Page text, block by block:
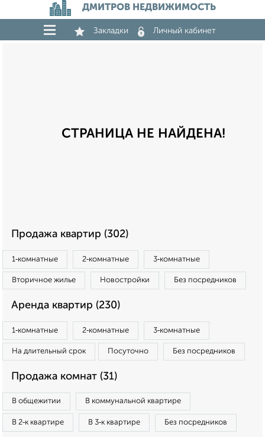
ДМИТРОВ НЕДВИЖИМОСТЬ
Закладки Личный кабинет
СТРАНИЦА НЕ НАЙДЕНА!
Продажа квартир (302)
1‑комнатные 2‑комнатные 3‑комнатные
Вторичное жилье Новостройки Без посредников
Аренда квартир (230)
1‑комнатные 2‑комнатные 3‑комнатные
На длительный срок Посуточно Без посредников
Продажа комнат (31)
В общежитии В коммунальной квартире
В 2‑к квартире В 3‑к квартире Без посредников